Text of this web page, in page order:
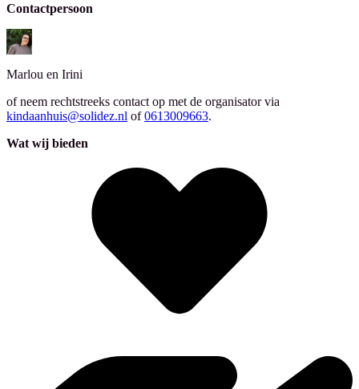
Contactpersoon
Marlou en Irini
of neem rechtstreeks contact op met de organisator via
kindaanhuis@solidez.nl of 0613009663.
Wat wij bieden